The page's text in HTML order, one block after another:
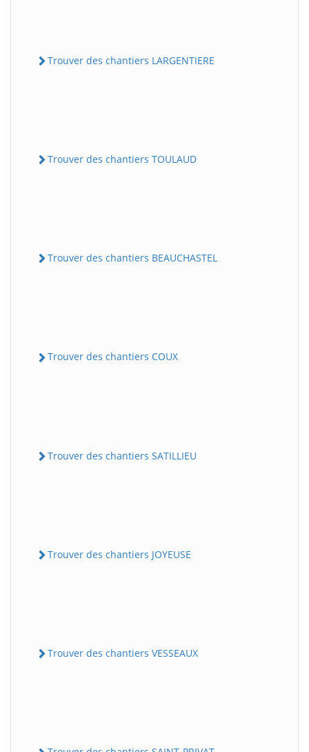
Trouver des chantiers LARGENTIERE
Trouver des chantiers TOULAUD
Trouver des chantiers BEAUCHASTEL
Trouver des chantiers COUX
Trouver des chantiers SATILLIEU
Trouver des chantiers JOYEUSE
Trouver des chantiers VESSEAUX